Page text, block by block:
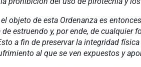
Ordenanza es entonces, la
estruendo y, por ende, de cualquier
a fin de preservar la integridad
al que se ven expuestos y